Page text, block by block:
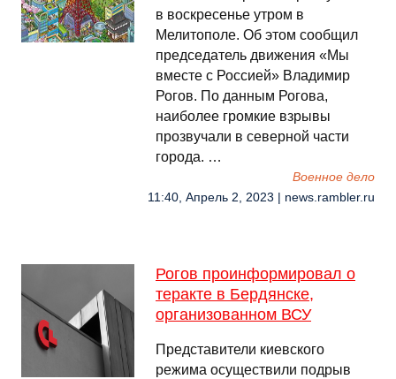
в воскресенье утром в
Мелитополе. Об этом сообщил
председатель движения «Мы
вместе с Россией» Владимир
Рогов. По данным Рогова,
наиболее громкие взрывы
прозвучали в северной части
города. …
Военное дело
11:40, Апрель 2, 2023 | news.rambler.ru
Рогов проинформировал о
теракте в Бердянске,
организованном ВСУ
Представители киевского
режима осуществили подрыв